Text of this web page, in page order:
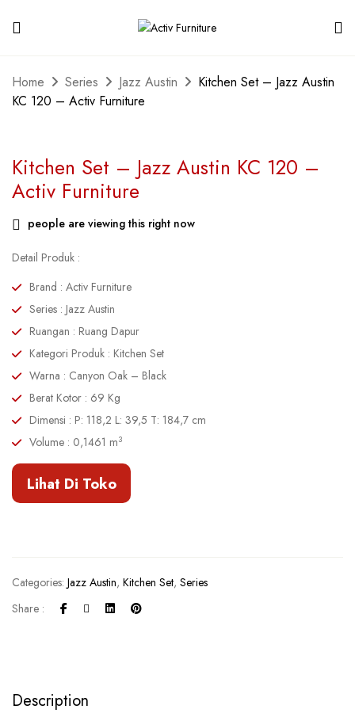
Home Series Jazz Austin
Kitchen Set – Jazz Austin
KC 120 – Activ Furniture
Kitchen Set – Jazz Austin KC 120 –
Activ Furniture
people are viewing this right now
Detail Produk :
Brand : Activ Furniture
Series : Jazz Austin
Ruangan : Ruang Dapur
Kategori Produk : Kitchen Set
Warna : Canyon Oak – Black
Berat Kotor : 69 Kg
Dimensi : P: 118,2 L: 39,5 T: 184,7 cm
Volume : 0,1461 m3
Lihat Di Toko
Categories: Jazz Austin, Kitchen Set, Series
Share :
Description